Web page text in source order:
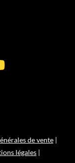
de vente|
légales |